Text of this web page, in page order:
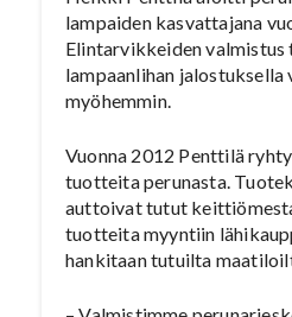
lampaiden kasvattajana
Elintarvikkeiden
lampaanlihan
myöhemmin.
Vuonna 2012 Penttilä
tuotteita perunasta.
auttoivat tutut
tuotteita myyntiin
hankitaan tutuilta